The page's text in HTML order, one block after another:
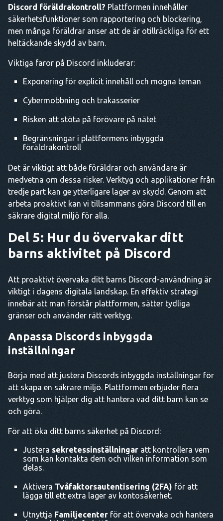
Discord föräldrakontroll? Plattformen innehåller
säkerhetsfunktioner som rapportering och blockering,
men många föräldrar anser att de är otillräckliga för ett
heltäckande skydd av barn.
Viktiga faror på Discord inkluderar:
Exponering för explicit innehåll och mogna teman
Cybermobbning och trakasserier
Risken att stöta på förövare på nätet
Begränsningar i plattformens inbyggda
föräldrakontroll
Det är viktigt att både föräldrar och användare är
medvetna om dessa risker. Verktyg och applikationer från
tredje part kan ge ytterligare lager av skydd. Genom att
arbeta proaktivt kan vi tillsammans göra Discord till en
säkrare digital miljö för alla.
Del 5: Hur du övervakar ditt
barns aktivitet på Discord
Att proaktivt övervaka ditt barns Discord-användning är
viktigt i dagens digitala landskap. En effektiv strategi
innebär att man förstår plattformen, sätter tydliga
gränser och använder rätt verktyg.
Anpassa Discords inbyggda
inställningar
Börja med att justera Discords inbyggda inställningar för
att skapa en säkrare miljö. Plattformen erbjuder flera
verktyg som hjälper dig att hantera vad ditt barn kan se
och göra.
För att öka ditt barns säkerhet på Discord:
Justera sekretessinställningar att kontrollera vem
som kan kontakta dem och vilken information som
delas.
Aktivera Tvåfaktorsautentisering (2FA) för att
lägga till ett extra lager av kontosäkerhet.
Utnyttja Familjecenter för att övervaka och hantera